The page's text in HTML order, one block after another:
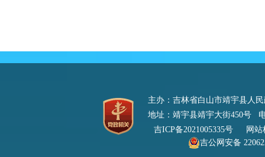
主办：吉林省白山市靖宇县人
地址：靖宇县靖宇大街450号
吉ICP备2021005335号
网站
吉公网安备